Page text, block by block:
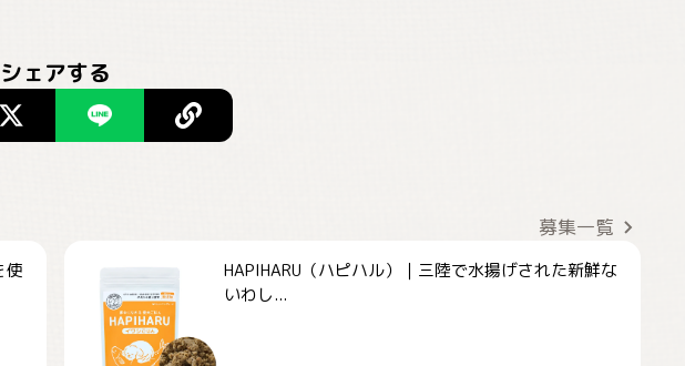
シェアする
募集一覧
使
HAPIHARU（ハピハル）｜三陸で水揚げされた新鮮な
いわし...